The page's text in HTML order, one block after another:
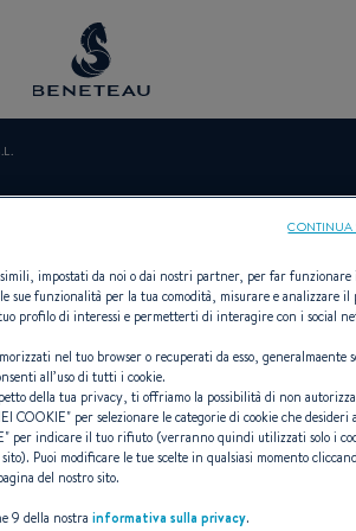
Fuoribordo, First
simili, impostati da noi o dai nostri partner, per far
sue funzionalità per la tua comodità, misurare e analizzare il
profilo di interessi e permetterti di interagire con i social
nel tuo browser o recuperati da esso, generalmaente
all’uso di tutti i cookie.
della tua privacy, ti offriamo la possibilità di non
COOKIE" per selezionare le categorie di cookie che desideri
" per indicare il tuo rifiuto (verranno quindi utilizzati solo i
Puoi modificare le tue scelte in qualsiasi momento
del nostro sito.
9 della nostra informativa sulla privacy.
CONTINUA